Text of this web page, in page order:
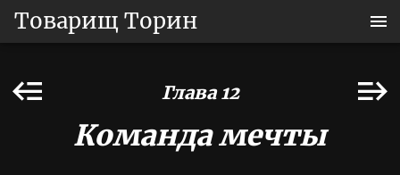
Товарищ Торин
Глава 12
Команда мечты